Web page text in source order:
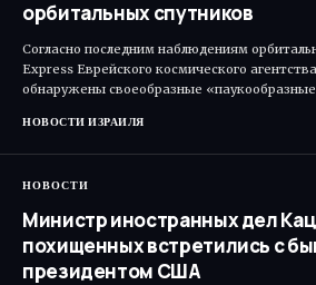
орбитальных спутников
Согласно последним наблюдениям
Express Еврейского космического
обнаружены своеобразные
НОВОСТИ ИЗРАИЛЯ
НОВОСТИ
Министр иностранных дел
похищенных встретились с
президентом США